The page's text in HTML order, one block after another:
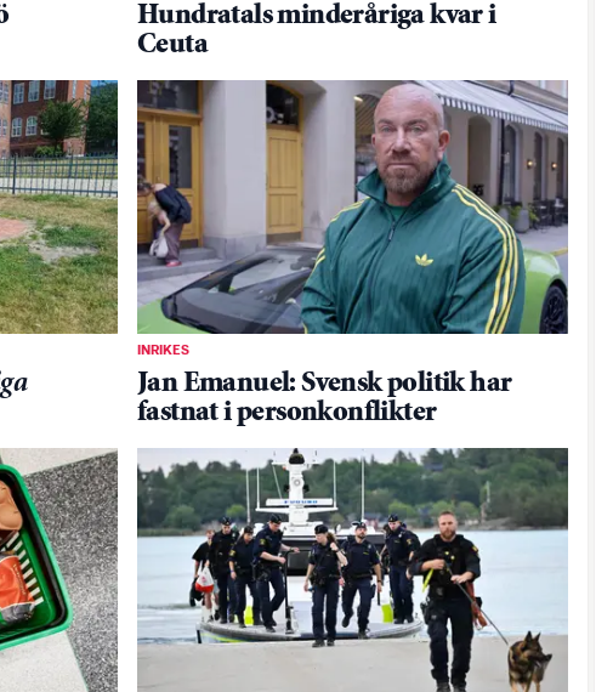
Hundratals minderåriga kvar i
Ceuta
INRIKES
Jan Emanuel: Svensk politik har
fastnat i personkonflikter